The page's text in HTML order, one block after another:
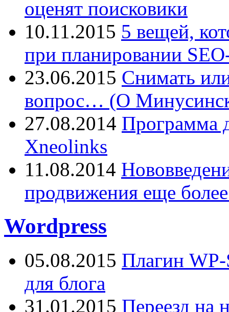
оценят поисковики
10.11.2015 5 вещей,
при планировании
23.06.2015 Снимать
вопрос… (О
27.08.2014 Программа
Xneolinks
11.08.2014
продвижения еще
Wordpress
05.08.2015 Плагин WP-
для блога
31.01.2015 Переезд на